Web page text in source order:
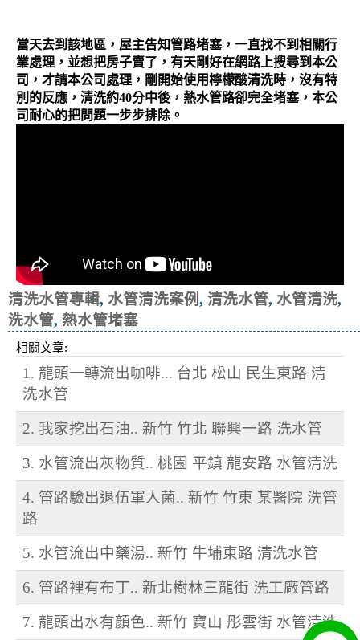
當天去到該地區，屋主告知管路堵塞，一直找不到相關行
業處理，並想把房子賣了，有天剛好在網路上搜尋到本公
司，才請本公司處理，剛開始使用檸檬酸清洗時，沒有特
別的反應，清洗約40分中後，熱水管路卻完全堵塞，本公
司耐心的把問題一步步排除。
清洗水管專輯, 水管清洗案例, 清洗水管, 水管清洗,
洗水管, 熱水管堵塞
相關文章:
1. 龍頭一轉流出咖啡... 台北 松山 民生東路 清
洗水管
2. 我家挖出石油.. 新竹 竹北 聯興一路 洗水管
3. 水管流出灰物質.. 桃園 平鎮 龍安路 水管清洗
4. 管路驗出退伍軍人菌.. 新竹 竹東 某醫院 洗管
路
5. 水管流出中藥湯.. 新竹 牛埔東路 清洗水管
6. 管路裡有布丁.. 新北樹林三龍街 洗工廠管路
7. 龍頭出水有顏色.. 新竹 寶山 彤雲街 水管清洗